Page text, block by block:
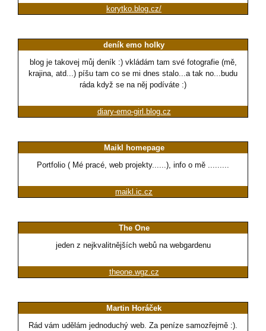
korytko.blog.cz/
deník emo holky
blog je takovej můj deník :) vkládám tam své fotografie (mě,
krajina, atd...) píšu tam co se mi dnes stalo...a tak no...budu
ráda když se na něj podíváte :)
diary-emo-girl.blog.cz
Maikl homepage
Portfolio ( Mé pracé, web projekty......), info o mě .........
maikl.ic.cz
The One
jeden z nejkvalitnějších webů na webgardenu
theone.wgz.cz
Martin Horáček
Rád vám udělám jednoduchý web. Za peníze samozřejmě :).